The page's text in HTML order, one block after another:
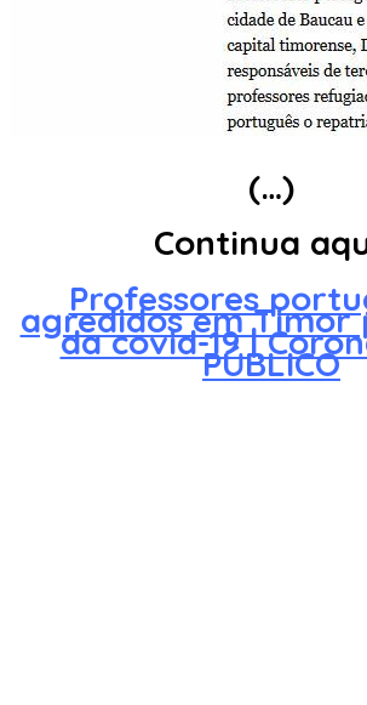
(…)
Continua
Professores
agredidos em Timor
da covid-19 |
PÚBLICO